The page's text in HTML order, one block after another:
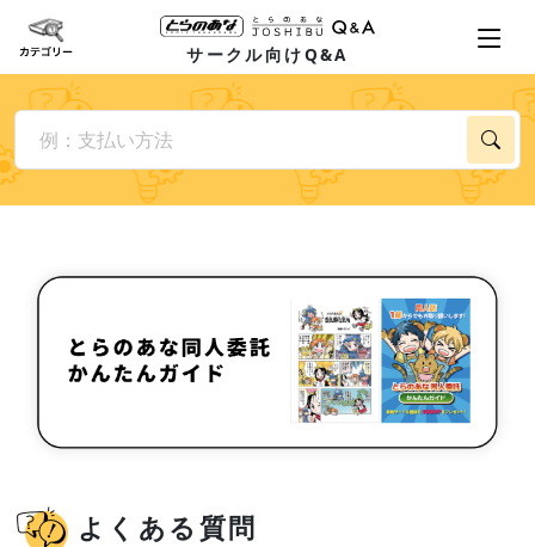
サークル向けQ&A
よくある質問